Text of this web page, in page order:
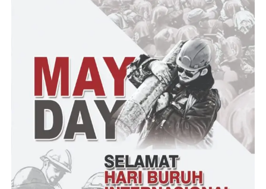
Selanjutnya, Ketua Panitia Hari Sumpah Pemuda, Bung Fahmi
juga menyampaikan harapannya, bahwa Pelajar yang dapat
Juara dan Penghargaan tersebut dapat terus meningkatkan
kemampuannya serta menjadi pelajar sebagai generasi yang
berkualitas, pemimpin perubahan masa depan bangsa yang lebih
Edi.S – Junaedi
Post Views: